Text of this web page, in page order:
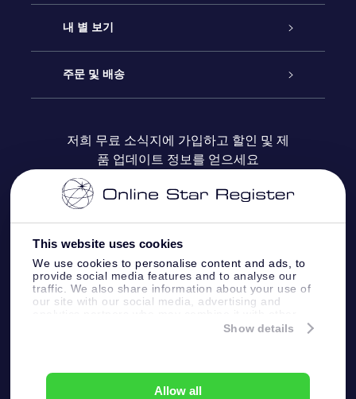
This website uses cookies
We use cookies to personalise content and ads, to
provide social media features and to analyse our
traffic. We also share information about your use of
our site with our social media, advertising and
information that you’ve provided to them or that
Show details
Allow all
연락처
블로그
온라인 별 선물
OSR 선물 팩
OSR 상품권
기업 선물
내 별 보기
Star Register
맞춤 별 페이지
One Million Stars
Fly me to the stars VR 앱
주문 및 배송
결제 정보
배송 정보
환불 정책
별자리
저희 무료 소식지에 가입하고 할인 및 제
품 업데이트 정보를 얻으세요
고객 서비스:help@osr.org